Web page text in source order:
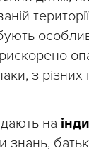
з
на
знань,